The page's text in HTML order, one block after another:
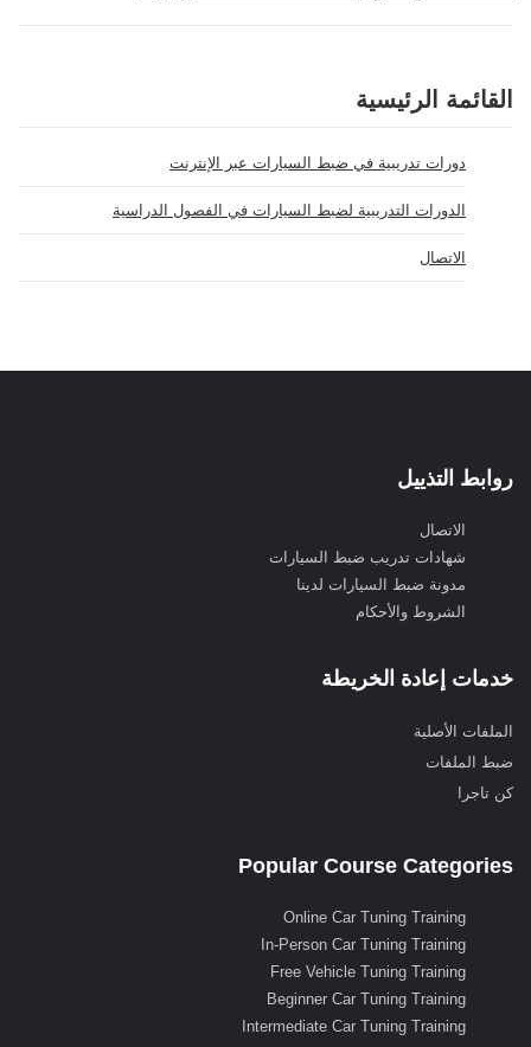
القائمة الرئيسية
دورات تدريبية في ضبط السيارات عبر الإنترنت
الدورات التدريبية لضبط السيارات في الفصول الدراسية
الاتصال
روابط التذييل
الاتصال
شهادات تدريب ضبط السيارات
مدونة ضبط السيارات لدينا
الشروط والأحكام
خدمات إعادة الخريطة
الملفات الأصلية
ضبط الملفات
كن تاجرا
Popular Course Categories
Online Car Tuning Training
In-Person Car Tuning Training
Free Vehicle Tuning Training
Beginner Car Tuning Training
Intermediate Car Tuning Training